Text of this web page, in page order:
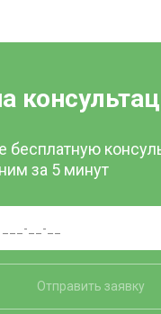
бесплатную
за 5 минут
Отправить заявку